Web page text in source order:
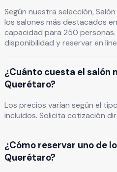
Según nuestra selección,
los salones más destacados
capacidad para 250
disponibilidad y reservar en
¿Cuánto cuesta el salón
Querétaro?
Los precios varían según el
incluidos. Solicita cotización
¿Cómo reservar uno de
Querétaro?